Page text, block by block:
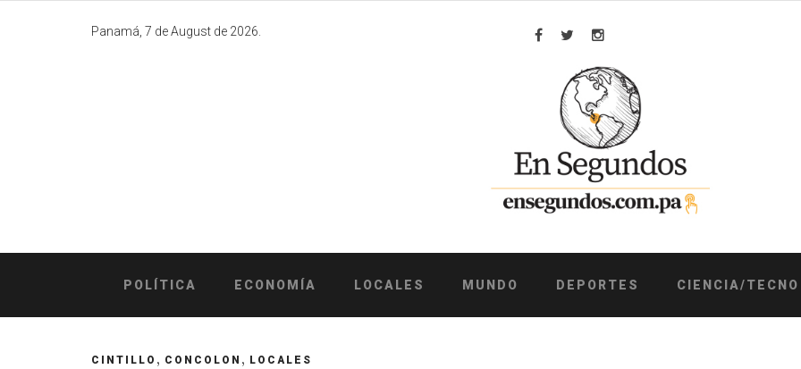
Panamá, 7 de August de 2026.
Facebook
TwitterInstagram
POLÍTICA ECONOMÍA LOCALES MUNDO DEPORTES CIENCIA/TECNO
CINTILLO , CONCOLON , LOCALES